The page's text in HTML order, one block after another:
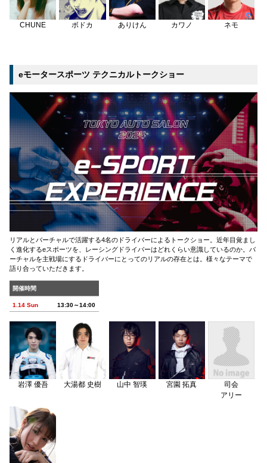
CHUNE ボドカ ありけん カワノ ネモ
eモータースポーツ テクニカルトークショー
リアルとバーチャルで活躍する4名のドライバーによるトークショー。近年目覚まし
く進化するeスポーツを、レーシングドライバーはどれくらい意識しているのか。バ
ーチャルを主戦場にするドライバーにとってのリアルの存在とは。様々なテーマで
語り合っていただきます。
開催時間
1.14 Sun 13:30～14:00
岩澤 優吾 大湯都 史樹 山中 智瑛 宮園 拓真
司会
アリー